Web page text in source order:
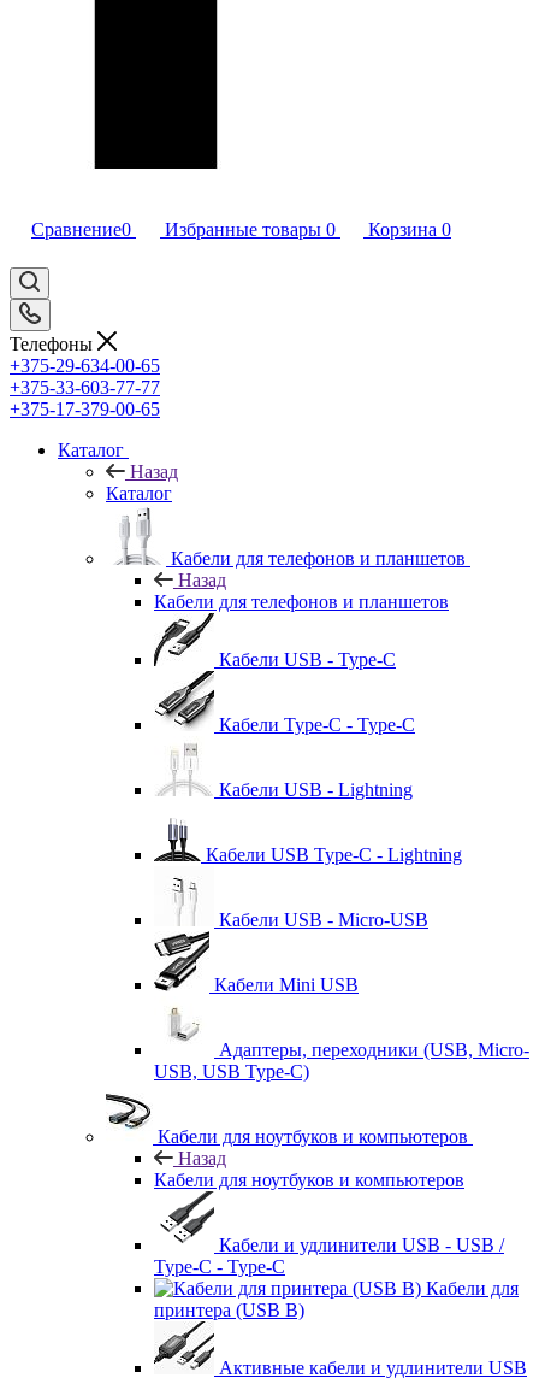
Сравнение0 Избранные товары 0 Корзина 0
Телефоны
+375-29-634-00-65
+375-33-603-77-77
+375-17-379-00-65
Каталог
Назад
Каталог
Кабели для телефонов и планшетов
Назад
Кабели для телефонов и планшетов
Кабели USB - Type-C
Кабели Type-C - Type-C
Кабели USB - Lightning
Кабели USB Type-C - Lightning
Кабели USB - Micro-USB
Кабели Mini USB
Адаптеры, переходники (USB, Micro-
USB, USB Type-C)
Кабели для ноутбуков и компьютеров
Назад
Кабели для ноутбуков и компьютеров
Кабели и удлинители USB - USB /
Type-C - Type-C
Кабели для
принтера (USB B)
Активные кабели и удлинители USB